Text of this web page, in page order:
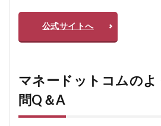
公式サイトへ
マネードットコムのよ
問Q＆A